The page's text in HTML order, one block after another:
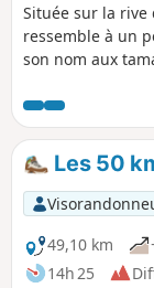
Située sur la
ressemble à un
son nom aux
Entouré par les
naturelle des
portes de la Mer
basaltiques de la
jusqu’aux sols
luxuriante,
Les 50
49,10 km
14h 25